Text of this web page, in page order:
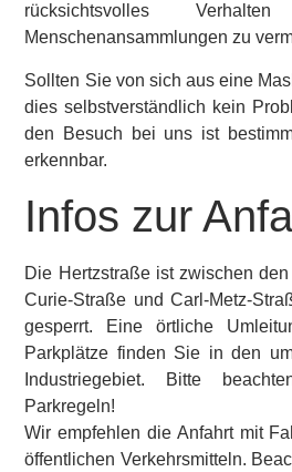
rücksichtsvolles
Menschenansammlungen zu
Sollten Sie von sich aus eine
dies selbstverständlich kein
den Besuch bei uns ist
erkennbar.
Infos zur
Die Hertzstraße ist zwischen
Curie-Straße und Carl-Metz-
gesperrt. Eine örtliche
Parkplätze finden Sie in den
Industriegebiet. Bitte
Parkregeln!
Wir empfehlen die Anfahrt mit
öffentlichen Verkehrsmitteln.